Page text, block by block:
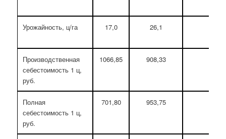
Урожайность, ц/га 17,0 26,1
Производственная
себестоимость 1 ц,
руб.
1066,85 908,33
Полная
себестоимость 1 ц,
руб.
701,80 953,75